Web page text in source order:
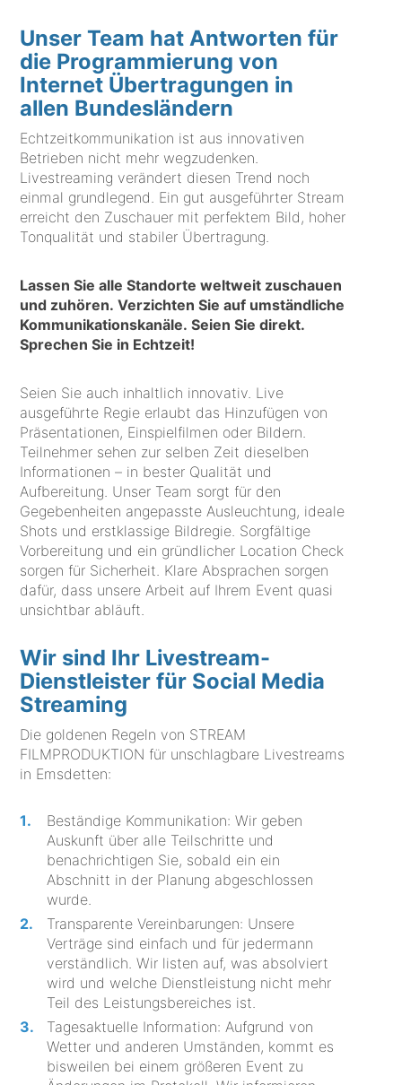
Unser Team hat Antworten für
die Programmierung von
Internet Übertragungen in
allen Bundesländern
Echtzeitkommunikation ist aus innovativen
Betrieben nicht mehr wegzudenken.
Livestreaming verändert diesen Trend noch
einmal grundlegend. Ein gut ausgeführter Stream
erreicht den Zuschauer mit perfektem Bild, hoher
Tonqualität und stabiler Übertragung.
Lassen Sie alle Standorte weltweit zuschauen
und zuhören. Verzichten Sie auf umständliche
Kommunikationskanäle. Seien Sie direkt.
Sprechen Sie in Echtzeit!
Seien Sie auch inhaltlich innovativ. Live
ausgeführte Regie erlaubt das Hinzufügen von
Präsentationen, Einspielfilmen oder Bildern.
Teilnehmer sehen zur selben Zeit dieselben
Informationen – in bester Qualität und
Aufbereitung. Unser Team sorgt für den
Gegebenheiten angepasste Ausleuchtung, ideale
Shots und erstklassige Bildregie. Sorgfältige
Vorbereitung und ein gründlicher Location Check
sorgen für Sicherheit. Klare Absprachen sorgen
dafür, dass unsere Arbeit auf Ihrem Event quasi
unsichtbar abläuft.
Wir sind Ihr Livestream-
Dienstleister für Social Media
Streaming
Die goldenen Regeln von STREAM
FILMPRODUKTION für unschlagbare Livestreams
in Emsdetten:
Beständige Kommunikation: Wir geben
Auskunft über alle Teilschritte und
benachrichtigen Sie, sobald ein ein
Abschnitt in der Planung abgeschlossen
wurde.
Transparente Vereinbarungen: Unsere
Verträge sind einfach und für jedermann
verständlich. Wir listen auf, was absolviert
wird und welche Dienstleistung nicht mehr
Teil des Leistungsbereiches ist.
Tagesaktuelle Information: Aufgrund von
Wetter und anderen Umständen, kommt es
bisweilen bei einem größeren Event zu